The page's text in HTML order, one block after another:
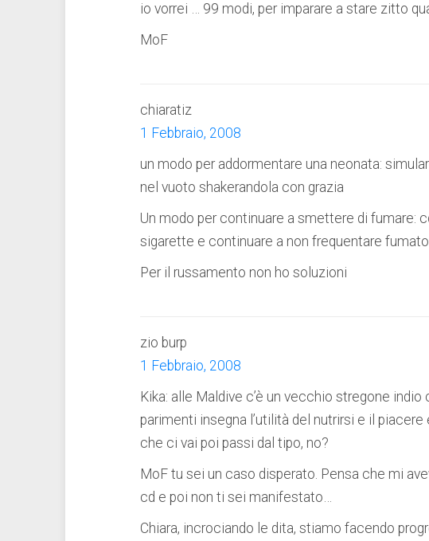
io vorrei … 99 modi, per imparare a stare zitto
MoF
chiaratiz
1 Febbraio, 2008
un modo per addormentare una neonata:
nel vuoto shakerandola con grazia
Un modo per continuare a smettere di fumare:
sigarette e continuare a non frequentare
Per il russamento non ho soluzioni
zio burp
1 Febbraio, 2008
Kika: alle Maldive c’è un vecchio stregone
parimenti insegna l’utilità del nutrirsi e il piacere
che ci vai poi passi dal tipo, no?
MoF tu sei un caso disperato. Pensa che mi
cd e poi non ti sei manifestato…
Chiara, incrociando le dita, stiamo facendo